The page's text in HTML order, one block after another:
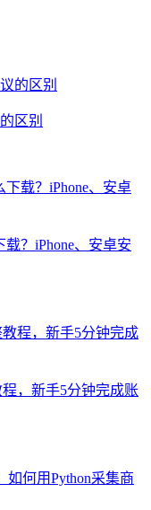
区别
载？iPhone、安卓安
，新手5分钟完成账